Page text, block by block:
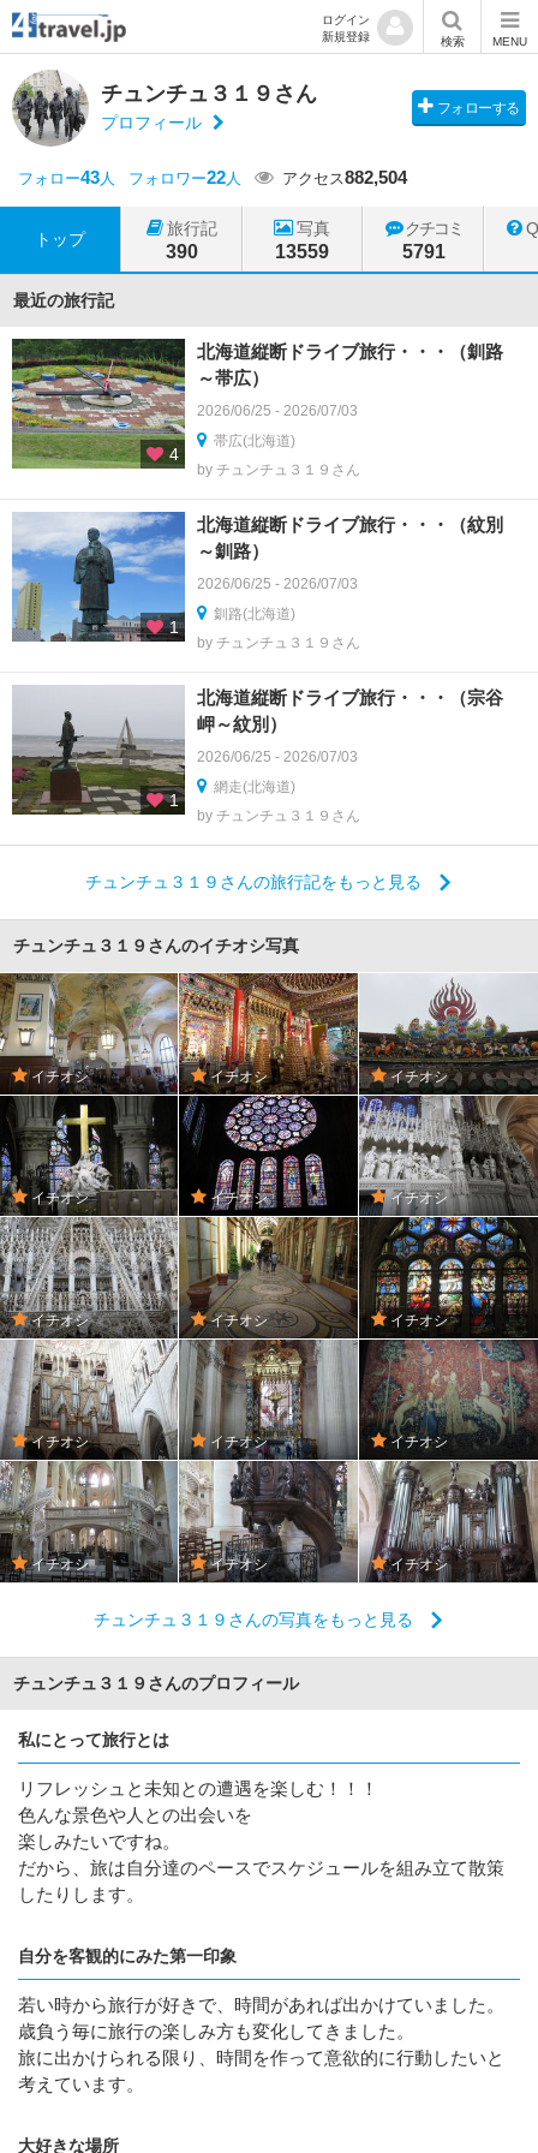
ログイン
新規登録
検索 MENU
チュンチュ３１９さん
プロフィール
フォローする
フォロー43人 フォロワー22人 アクセス882,504
トップ
旅行記
390
写真
13559
クチコミ
5791
最近の旅行記
4
北海道縦断ドライブ旅行・・・（釧路
～帯広）
2026/06/25 - 2026/07/03
帯広(北海道)
by チュンチュ３１９さん
1
北海道縦断ドライブ旅行・・・（紋別
～釧路）
2026/06/25 - 2026/07/03
釧路(北海道)
by チュンチュ３１９さん
1
北海道縦断ドライブ旅行・・・（宗谷
岬～紋別）
2026/06/25 - 2026/07/03
網走(北海道)
by チュンチュ３１９さん
チュンチュ３１９さんの旅行記をもっと見る
チュンチュ３１９さんのイチオシ写真
イチオシ イチオシ イチオシ
イチオシ イチオシ イチオシ
イチオシ イチオシ イチオシ
イチオシ イチオシ イチオシ
イチオシ イチオシ イチオシ
チュンチュ３１９さんの写真をもっと見る
チュンチュ３１９さんのプロフィール
私にとって旅行とは
リフレッシュと未知との遭遇を楽しむ！！！
色んな景色や人との出会いを
楽しみたいですね。
だから、旅は自分達のペースでスケジュールを組み立て散策
したりします。
自分を客観的にみた第一印象
若い時から旅行が好きで、時間があれば出かけていました。
歳負う毎に旅行の楽しみ方も変化してきました。
旅に出かけられる限り、時間を作って意欲的に行動したいと
考えています。
大好きな場所